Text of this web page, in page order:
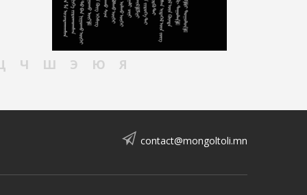
Ч Ш Э Ю Я
contact@mongoltoli.mn